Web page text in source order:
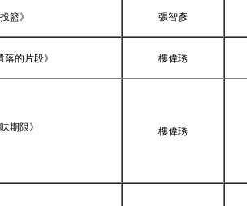
投籃》 張智彥
落的片段》 樓偉琇
味期限》 樓偉琇